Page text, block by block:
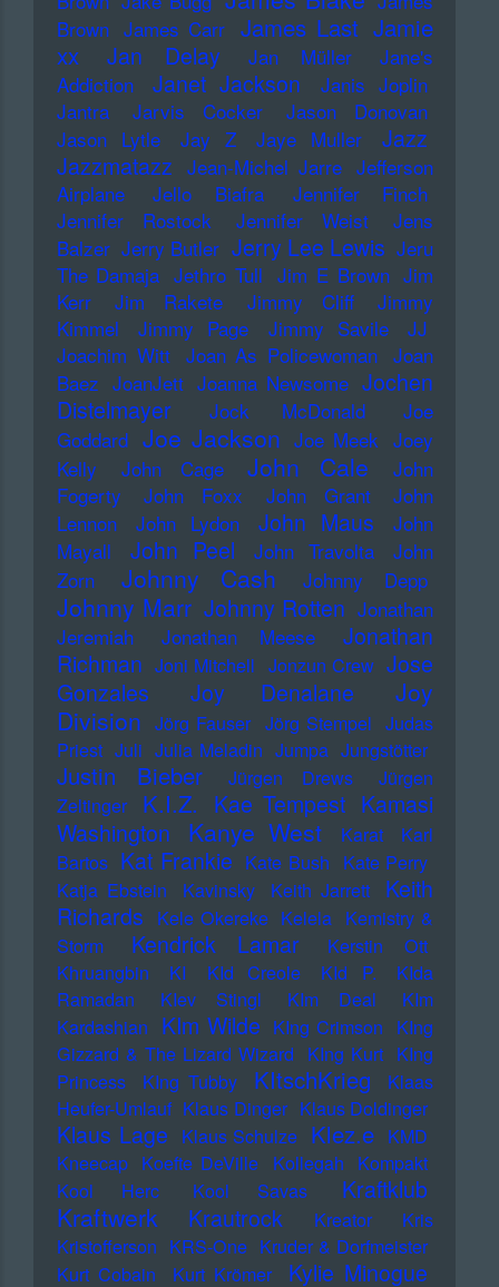
Brown James Carr James Last Jamie
xx
Jan Delay Jan Müller
Jane's
Addiction
Janet Jackson
Janis Joplin
Jantra
Jarvis Cocker
Jason Donovan
Jason Lytle
Jay Z Jaye Muller
Jazz
Jazzmatazz Jean-Michel Jarre Jefferson
Airplane
Jello Biafra
Jennifer Finch
Jennifer Rostock
Jennifer Weist
Jens
Balzer Jerry Butler Jerry Lee Lewis Jeru
The Damaja Jethro Tull Jim E Brown Jim
Kerr
Jim Rakete Jimmy Cliff
Jimmy
Kimmel
Jimmy Page Jimmy Savile
JJ
Joachim Witt Joan As Policewoman Joan
Baez JoanJett Joanna Newsome Jochen
Distelmayer
Jock McDonald
Joe
Goddard Joe Jackson Joe Meek Joey
Kelly
John Cage John Cale
John
Fogerty
John Foxx John Grant
John
Lennon
John Lydon John Maus
John
Mayall
John Peel John Travolta
John
Zorn
Johnny Cash Johnny Depp
Johnny Marr Johnny Rotten Jonathan
Jeremiah
Jonathan Meese
Jonathan
Richman Joni Mitchell Jonzun Crew Jose
Gonzales
Joy Denalane
Joy
Division Jörg Fauser Jörg Stempel Judas
Priest Juli Julia Meladin Jumpa Jungstötter
Justin Bieber Jürgen Drews
Jürgen
Zeltinger
K.I.Z. Kae Tempest Kamasi
Washington
Kanye West Karat
Karl
Bartos Kat Frankie Kate Bush Kate Perry
Katja Ebstein
Kavinsky Keith Jarrett
Keith
Richards Kele Okereke Kelela Kemistry &
Storm
Kendrick Lamar
Kerstin Ott
Khruangbin
KI KId Creole KId P.
KIda
Ramadan
KIev Stingl KIm Deal
KIm
Kardashian KIm Wilde KIng Crimson KIng
Gizzard & The Lizard Wizard KIng Kurt KIng
Princess
KIng Tubby KItschKrieg
Klaas
Heufer-Umlauf Klaus Dinger Klaus Doldinger
Klaus Lage Klaus Schulze Klez.e KMD
Kneecap Koefte DeVille Kollegah Kompakt
Kool Herc
Kool Savas Kraftklub
Kraftwerk Krautrock Kreator
Kris
Kristofferson KRS-One Kruder & Dorfmeister
Kurt Cobain
Kurt Krömer Kylie Minogue